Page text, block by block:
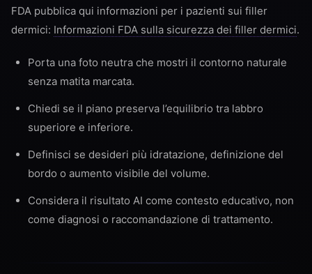
FDA pubblica qui informazioni per i pazienti sui filler
dermici: Informazioni FDA sulla sicurezza dei filler dermici.
Porta una foto neutra che mostri il contorno naturale
senza matita marcata.
Chiedi se il piano preserva l’equilibrio tra labbro
superiore e inferiore.
Definisci se desideri più idratazione, definizione del
bordo o aumento visibile del volume.
Considera il risultato AI come contesto educativo, non
come diagnosi o raccomandazione di trattamento.